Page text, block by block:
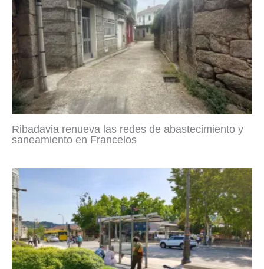
Ribadavia renueva las redes de abastecimiento y
saneamiento en Francelos